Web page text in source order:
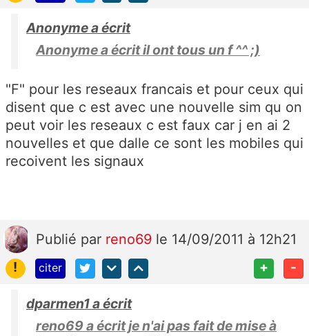
Anonyme a écrit
Anonyme a écrit il ont tous un f ^^ ;)
"F" pour les reseaux francais et pour ceux qui
disent que c est avec une nouvelle sim qu on
peut voir les reseaux c est faux car j en ai 2
nouvelles et que dalle ce sont les mobiles qui
recoivent les signaux
Publié par reno69 le 14/09/2011 à 12h21
!
citer + -
dparmen1 a écrit
reno69 a écrit je n'ai pas fait de mise à